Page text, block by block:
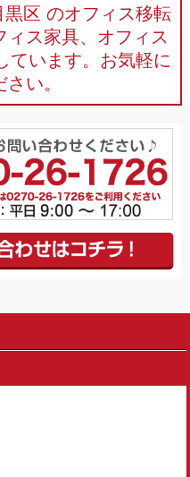
黒区 のオフィス移転
ス家具、オフィス
ています。お気軽に
い。